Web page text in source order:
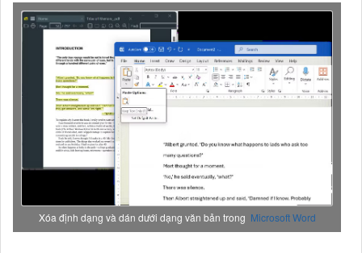
Xóa định dạng và dán dưới dạng văn bản trong Microsoft Word